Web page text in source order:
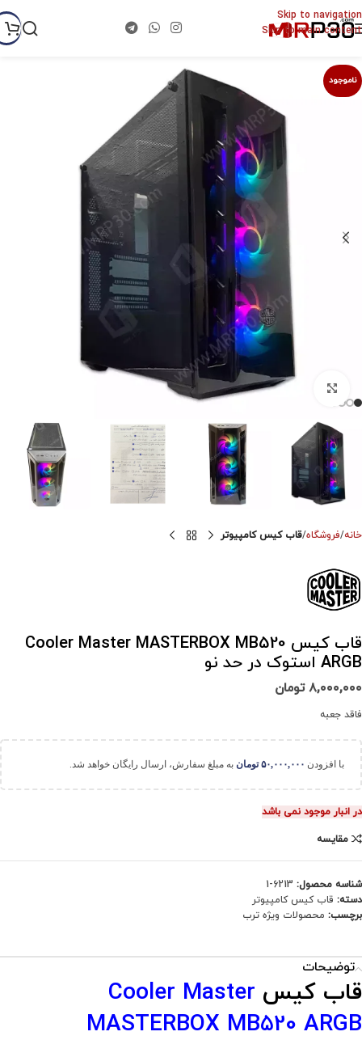
Skip to navigation
Skip to main content
ناموجود
برای بزرگنمایی کلیک کنید
خانه فروشگاه قاب کیس کامپیوتر
قاب کیس Cooler Master MASTERBOX MB520
ARGB استوک در حد نو
۸,۰۰۰,۰۰۰ تومان
فاقد جعبه
با افزودن ۵۰,۰۰۰,۰۰۰ تومان به مبلغ سفارش، ارسال رایگان خواهد شد.
در انبار موجود نمی باشد
مقایسه
شناسه محصول: 6213-1
دسته: قاب کیس کامپیوتر
برچسب: محصولات ویژه ترب
توضیحات
قاب کیس Cooler Master
MASTERBOX MB520 ARGB